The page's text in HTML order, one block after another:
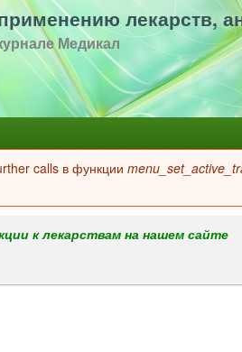
лекарств,
Медикал
calls в функции
к лекарствам на нашем сайте